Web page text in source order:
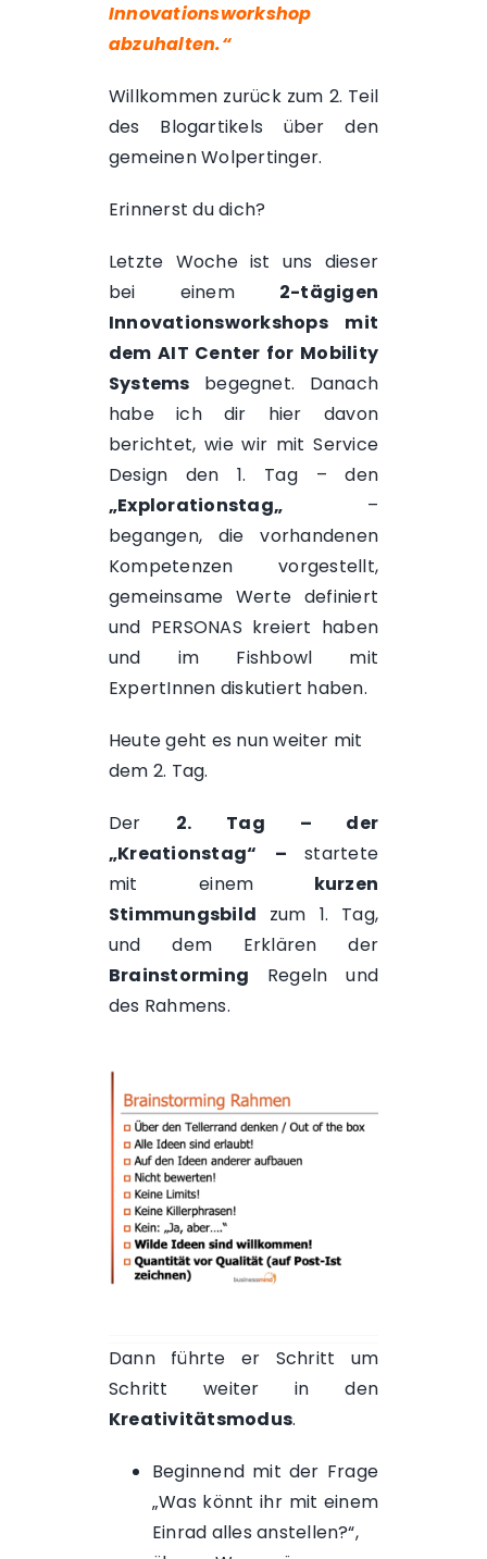
Innovationsworkshop
abzuhalten.“
Willkommen zurück zum 2. Teil
des Blogartikels über den
gemeinen Wolpertinger.
Erinnerst du dich?
Letzte Woche ist uns dieser
bei einem 2-tägigen
Innovationsworkshops mit
demAIT Center for Mobility
Systems begegnet. Danach
habe ich dir hier davon
berichtet, wie wir mit Service
Design den 1. Tag – den
„Explorationstag„ –
begangen, die vorhandenen
Kompetenzen vorgestellt,
gemeinsame Werte definiert
und PERSONAS kreiert haben
und im Fishbowl mit
ExpertInnen diskutiert haben.
Heute geht es nun weiter mit
dem 2. Tag.
Der 2. Tag – der
„Kreationstag“ –startete
mit einem kurzen
Stimmungsbild zum 1. Tag,
und dem Erklären der
Brainstorming Regeln und
des Rahmens.
Dann führte er Schritt um
Schritt weiter in den
Kreativitätsmodus.
Beginnend mit der Frage
„Was könnt ihr mit einem
Einrad alles anstellen?“,